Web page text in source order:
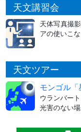
天文講習会
天体写真撮
アの使いこ
天文ツアー
モンゴル
ウランバー
光害のない